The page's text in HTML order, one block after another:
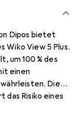
Dipos bietet
Wiko View 5 Plus.
um 100 % des
einen
Die
das Risiko eines
gut geschützt